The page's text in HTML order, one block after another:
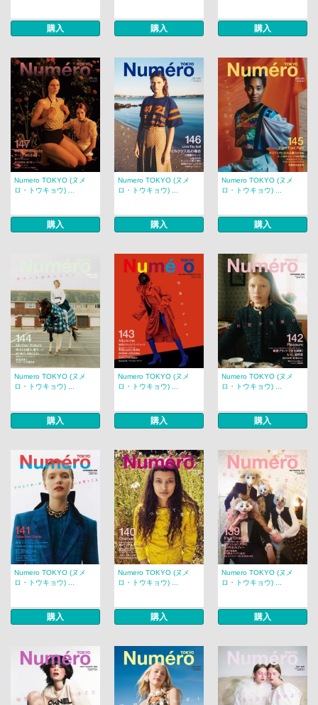
購入 購入 購入
Numero TOKYO (ヌメ
ロ・トウキョウ) ...
購入
Numero TOKYO (ヌメ
ロ・トウキョウ) ...
購入
Numero TOKYO (ヌメ
ロ・トウキョウ) ...
購入
Numero TOKYO (ヌメ
ロ・トウキョウ) ...
購入
Numero TOKYO (ヌメ
ロ・トウキョウ) ...
購入
Numero TOKYO (ヌメ
ロ・トウキョウ) ...
購入
Numero TOKYO (ヌメ
ロ・トウキョウ) ...
購入
Numero TOKYO (ヌメ
ロ・トウキョウ) ...
購入
Numero TOKYO (ヌメ
ロ・トウキョウ) ...
購入